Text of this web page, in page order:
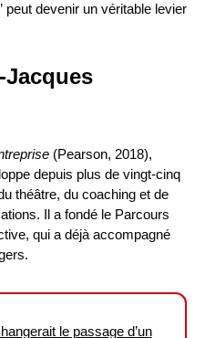
peut devenir un véritable levier
Jacques
(Pearson, 2018),
depuis plus de vingt-cinq
théâtre, du coaching et de
Il a fondé le Parcours
qui a déjà accompagné
le passage d’un